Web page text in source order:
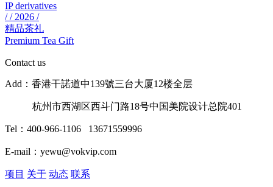
IP derivatives
/ / 2026 /
精品茶礼
Premium Tea Gift
Contact us
Add：香港干諾道中139號三台大厦12楼全层
杭州市西湖区西斗门路18号中国美院设计总院401
Tel：400-966-1106 13671559996
E-mail：yewu@vokvip.com
项目 关于 动态 联系